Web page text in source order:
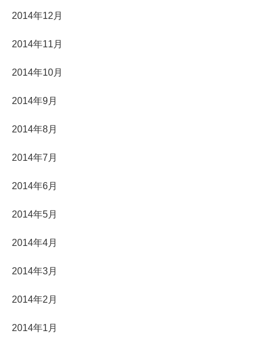
2014年12月
2014年11月
2014年10月
2014年9月
2014年8月
2014年7月
2014年6月
2014年5月
2014年4月
2014年3月
2014年2月
2014年1月